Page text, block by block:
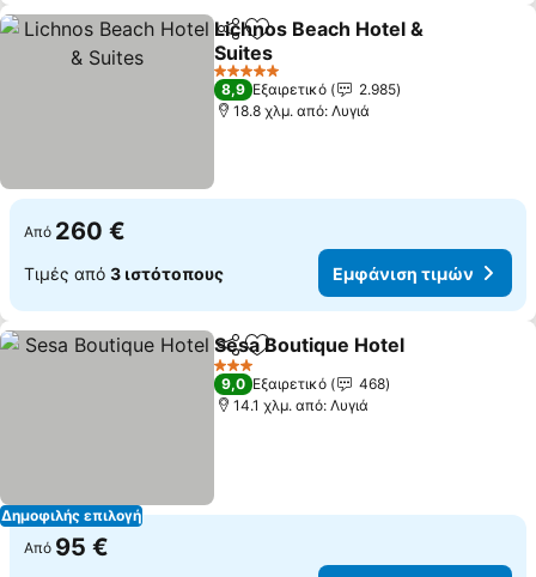
Κοινοποίηση
Προσθήκη στα αγαπημένα
Lichnos Beach Hotel &
Suites
5 Αστέρια
8,9 Εξαιρετικό
2.985
18.8 χλμ. από: Λυγιά
Από 260 €
Τιμές από 3 ιστότοπους Εμφάνιση τιμών
Δημοφιλής επιλογή
Κοινοποίηση
Προσθήκη στα αγαπημένα
Sesa Boutique Hotel
3 Αστέρια
9,0 Εξαιρετικό
468
14.1 χλμ. από: Λυγιά
Από 95 €